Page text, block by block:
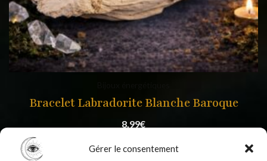
Gérer le consentement
Bracelet Labradorite Blanche Baroque
8,99€